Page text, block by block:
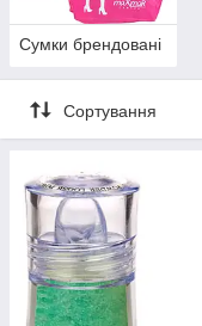
Сумки брендовані
Сортування